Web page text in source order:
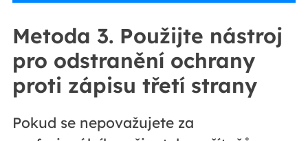
Metoda 3. Použijte nástroj
pro odstranění ochrany
proti zápisu třetí strany
Pokud se nepovažujete za